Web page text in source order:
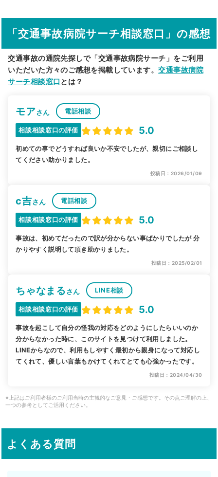
駅から探す 院名から探す
「交通事故病院サーチ相談窓口」の感想
交通事故の通院先探しで「交通事故病院サーチ」をご利用
いただいた方々のご感想を掲載しています。交通事故病院
サーチ相談窓口 とは？
モアさん 電話相談
相談相談窓口の評価 5.0
初めての事でどうすれば良いか不安でしたが、親切にご相談し
てください助かりました。
投稿日：2026/01/09
c吉さん 電話相談
相談相談窓口の評価 5.0
事故は、初めてだったので訳が分からない事ばかりでしたが 分
かりやすく説明して頂き助かりました。
投稿日：2025/02/01
ちゃなまるさん LINE相談
相談相談窓口の評価 5.0
事故を起こして自分の怪我の対応をどのようにしたらいいのか
分からなかった時に、このサイトを見つけて利用しました。
LINEからなので、利用もしやすく最初から親身になって対応し
てくれて、優しい言葉もかけてくれてとても心強かったです。
投稿日：2024/04/30
※上記はご利用者様のご利用当時の主観的なご意見・ご感想です。その点ご理解の上、
一つの参考としてご活用ください。
よくある質問